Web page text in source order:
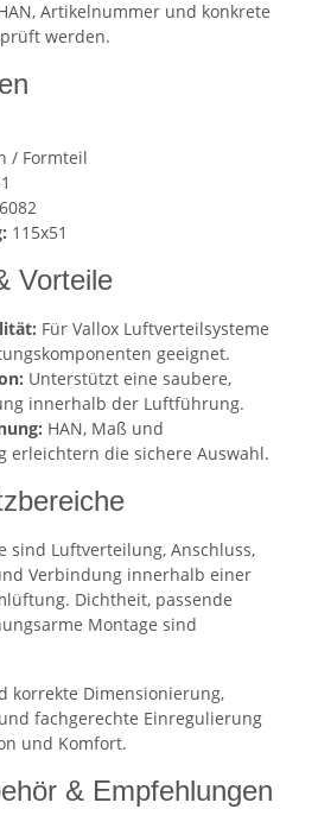
Artikelnummer und konkrete
werden.
/ Formteil
115x51
Vorteile
Für Vallox Luftverteilsysteme
geeignet.
Unterstützt eine saubere,
innerhalb der Luftführung.
HAN, Maß und
erleichtern die sichere Auswahl.
sind Luftverteilung, Anschluss,
Verbindung innerhalb einer
Dichtheit, passende
Montage sind
korrekte Dimensionierung,
fachgerechte Einregulierung
und Komfort.
& Empfehlungen